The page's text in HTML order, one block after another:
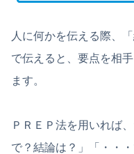
人に何かを伝える際
で伝えると、要点を相
ます。
ＰＲＥＰ法を用いれば
で？結論は？」「・・